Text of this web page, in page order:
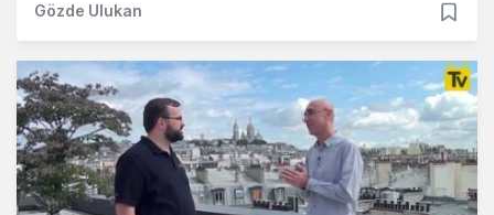
Gözde Ulukan